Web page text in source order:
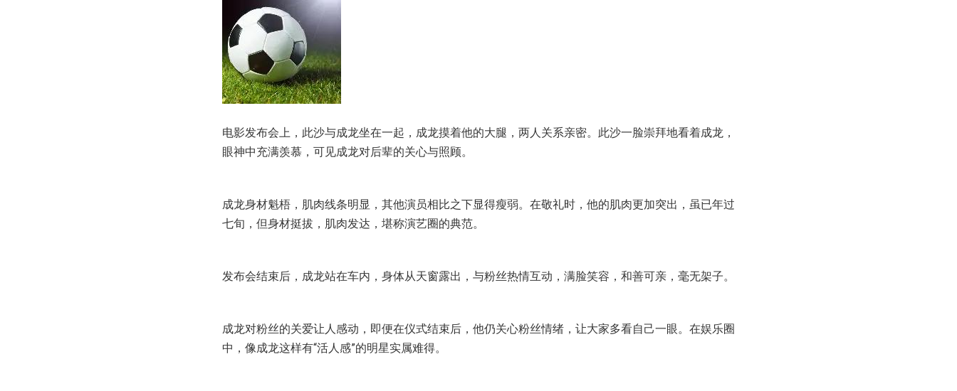
电影发布会上，此沙与成龙坐在一起，成龙摸着他的大腿，两人关系亲密。此沙一脸崇拜地看着成龙，
眼神中充满羡慕，可见成龙对后辈的关心与照顾。
成龙身材魁梧，肌肉线条明显，其他演员相比之下显得瘦弱。在敬礼时，他的肌肉更加突出，虽已年过
七旬，但身材挺拔，肌肉发达，堪称演艺圈的典范。
发布会结束后，成龙站在车内，身体从天窗露出，与粉丝热情互动，满脸笑容，和善可亲，毫无架子。
成龙对粉丝的关爱让人感动，即便在仪式结束后，他仍关心粉丝情绪，让大家多看自己一眼。在娱乐圈
中，像成龙这样有“活人感”的明星实属难得。